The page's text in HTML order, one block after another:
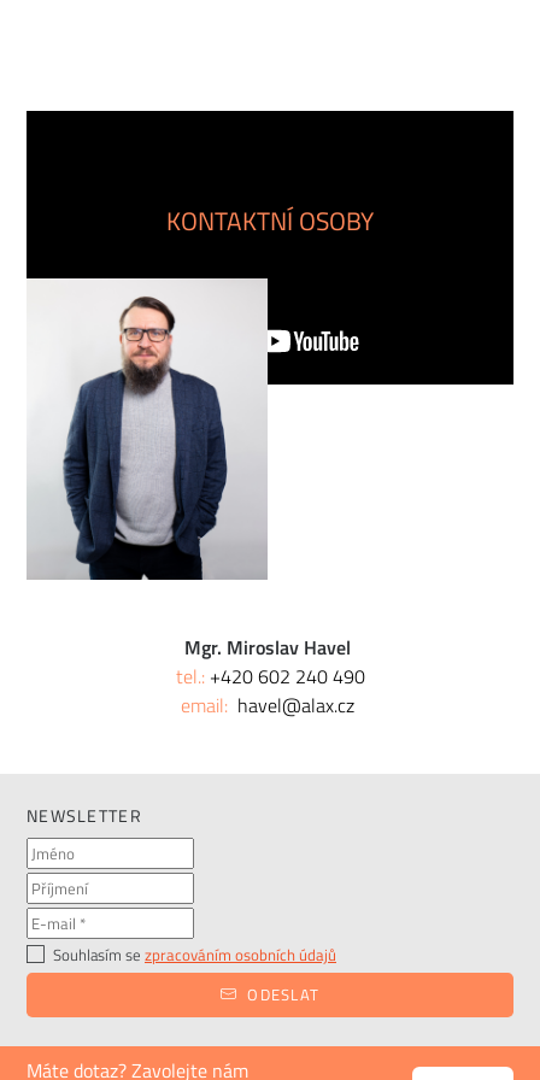
KONTAKTNÍ OSOBY
Mgr. Miroslav Havel
tel.: +420 602 240 490
email: havel@alax.cz
NEWSLETTER
Souhlasím se zpracováním osobních údajů
ODESLAT
Máte dotaz? Zavolejte nám